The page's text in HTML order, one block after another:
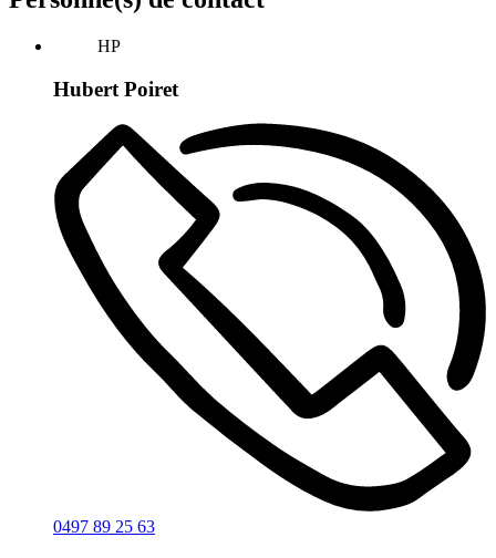
HP
Hubert Poiret
0497 89 25 63